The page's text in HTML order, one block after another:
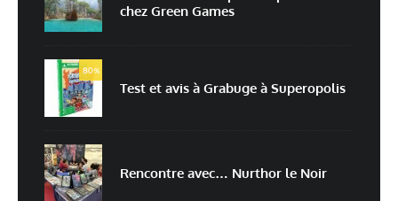
Enregistrer mon nom, mon e-mail et mon site dans le navigateur pour
mon prochain commentaire.
Prévenez-moi de tous les nouveaux commentaires par e-mail.
Prévenez-moi de tous les nouveaux articles par e-mail.
chez Green Games
80%
Test et avis à Grabuge à Superopolis
Rencontre avec… Nurthor le Noir